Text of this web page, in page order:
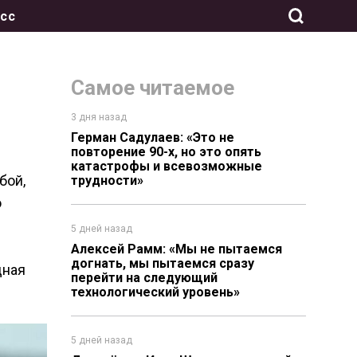
Самое читаемое
3 дня назад
Герман Садулаев: «Это не
повторение 90-х, но это опять
катастрофы и всевозможные
трудности»
5 дней назад
Алексей Рамм: «Мы не пытаемся
догнать, мы пытаемся сразу
перейти на следующий
технологический уровень»
5 дней назад